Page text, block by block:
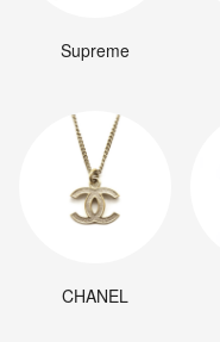
Supreme
CHANEL